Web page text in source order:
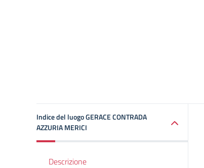
Indice del luogo GERACE CONTRADA
AZZURIA MERICI
Descrizione